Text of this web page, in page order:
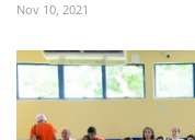
Nov 10, 2021